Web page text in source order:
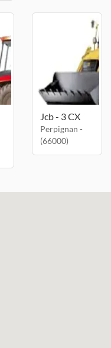
Jcb - 3 CX
Perpignan -
(66000)